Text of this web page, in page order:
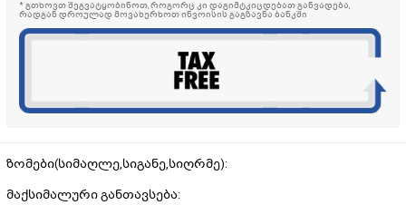
* გთხოვთ შეგვატყობინოთ, როგორც კი დაგიმტკიცდებათ განვადება,
რადგან დროულად მოვახერხოთ ინვოისის გაგზავნა ბანკში
ზომები(სიმაღლე,სიგანე,სიღრმე):
მაქსიმალური განთავსება: